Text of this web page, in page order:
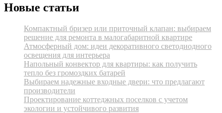
Новые статьи
Компактный бризер или приточный клапан: выбираем
решение для ремонта в малогабаритной квартире
Атмосферный дом: идеи декоративного светодиодного
освещения для интерьера
Напольный конвектор для квартиры: как получить
тепло без громоздких батарей
Выбираем надежные входные двери: что предлагают
производители
Проектирование коттеджных поселков с учетом
экологии и устойчивого развития